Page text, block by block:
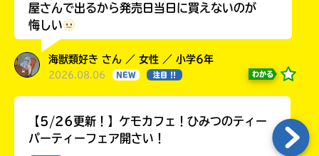
屋さんで出るから発売日当日に買えないのが
悔しい
海獣類好き さん ／ 女性 ／ 小学6年
2026.08.06 NEW 注目 !! わかる
【5/26更新！】ケモカフェ！ひみつのティー
パーティーフェア開さい！